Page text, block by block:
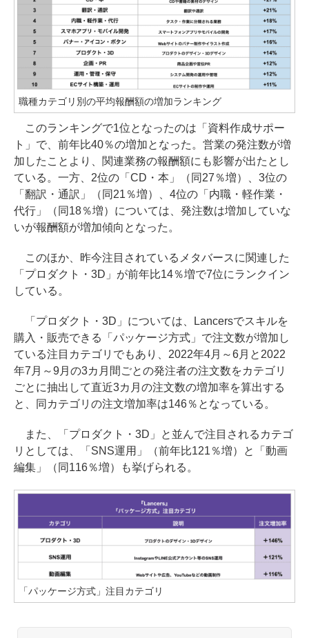
職種カテゴリ別の平均報酬額の増加ランキング
このランキングで1位となったのは「資料作成サポー
ト」で、前年比40％の増加となった。営業の発注数が増
加したことより、関連業務の報酬額にも影響が出たとし
ている。一方、2位の「CD・本」（同27％増）、3位の
「翻訳・通訳」（同21％増）、4位の「内職・軽作業・
代行」（同18％増）については、発注数は増加していな
いが報酬額が増加傾向となった。
このほか、昨今注目されているメタバースに関連した
「プロダクト・3D」が前年比14％増で7位にランクイン
している。
「プロダクト・3D」については、Lancersでスキルを
購入・販売できる「パッケージ方式」で注文数が増加し
ている注目カテゴリでもあり、2022年4月～6月と2022
年7月～9月の3カ月間ごとの発注者の注文数をカテゴリ
ごとに抽出して直近3カ月の注文数の増加率を算出する
と、同カテゴリの注文増加率は146％となっている。
また、「プロダクト・3D」と並んで注目されるカテゴ
リとしては、「SNS運用」（前年比121％増）と「動画
編集」（同116％増）も挙げられる。
「パッケージ方式」注目カテゴリ